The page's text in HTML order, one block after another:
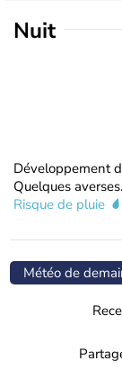
Nuit
Développement
Quelques averses.
Risque de pluie
Météo de